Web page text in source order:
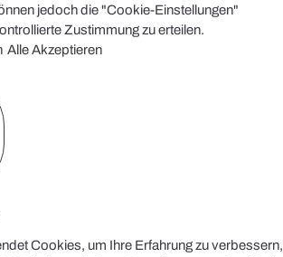
jedoch die "Cookie-Einstellungen"
Zustimmung zu erteilen.
Alle Akzeptieren
Cookies, um Ihre Erfahrung zu verbessern,